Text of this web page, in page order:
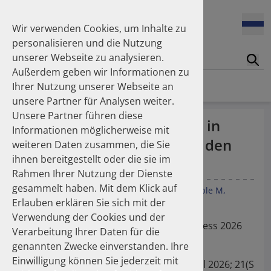
Homepage Publikationen
Feldt Sandra
Fischer Laura
Franzmann Alexandra
Freudewald Leonard G.
Friedland Kristina
Friis Robert
Ganso Matthias
Goebel Ralf
Götzinger Felix
Gradl Gabriele
Griese-Mammen Nina
Hadji Peyman
Haehling Stephan
Haidinger Gerald
Hansen Kerstin
Heinemann Axel
Heinemann Lutz
den Hausmüll?
17.04.2026
Das Potenzial des DAPI zur Unterstützung der
Apothekerkammern – Was ist das DAPI?
07.04.2026
Trends in use of antipsychotics in Germany 2014–2024: a
nationwide population-based study
25.11.2025
Increasing use of non-statin and combination lipid-
lowering therapies 2012–2025: a nationwide study
23.10.2025
Inhaler use and their carbon footprint in Germany: a 10-
year analysis (2013–2022)
100 Millionen Pens jährlich in
Deutschland – und dann in den
Hausmüll?
Petry S Krüger M Unsöld C Heinemann L
Kieble M
Schulz M
Posterpräsentation beim Diabetes Kongress 2026
vom 13. - 16. Mai 2026
Abstract in Diabetologie und Stoffwechsel 2026; 21(S
Wir verwenden Cookies, um Inhalte zu
personalisieren und die Nutzung
unserer Webseite zu analysieren.
Außerdem geben wir Informationen zu
Ihrer Nutzung unserer Webseite an
unsere Partner für Analysen weiter.
Unsere Partner führen diese
Informationen möglicherweise mit
weiteren Daten zusammen, die Sie
ihnen bereitgestellt oder die sie im
Rahmen Ihrer Nutzung der Dienste
gesammelt haben. Mit dem Klick auf
Erlauben erklären Sie sich mit der
Verwendung der Cookies und der
Verarbeitung Ihrer Daten für die
genannten Zwecke einverstanden. Ihre
Einwilligung können Sie jederzeit mit